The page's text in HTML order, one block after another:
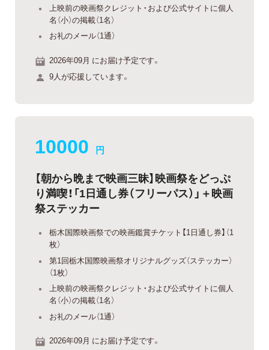
上映前の映画祭クレジット・および公式サイトに個人
名（小）の掲載（1名）
お礼のメール（1通）
2026年09月 にお届け予定です。
9人が応援しています。
10000 円
【朝から晩まで映画三昧】映画祭をどっぷ
り満喫！「1日通し券（フリーパス）」＋映画
祭ステッカー
栃木国際映画祭での映画鑑賞チケット【1日通し券】（1
枚）
第1回栃木国際映画祭オリジナルグッズ（ステッカー）
（1枚）
上映前の映画祭クレジット・および公式サイトに個人
名（小）の掲載（1名）
お礼のメール（1通）
2026年09月 にお届け予定です。